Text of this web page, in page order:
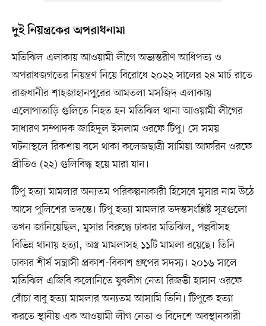
দুই নিয়ন্ত্রকের অপরাধনামা
মতিঝিল এলাকায় আওয়ামী লীগে অভ্যন্তরীণ আধিপত্য ও
অপরাধজগতের নিয়ন্ত্রণ নিয়ে বিরোধে ২০২২ সালের ২৪ মার্চ রাতে
রাজধানীর শাহজাহানপুরের আমতলা মসজিদ এলাকায়
এলোপাতাড়ি গুলিতে নিহত হন মতিঝিল থানা আওয়ামী লীগের
সাধারণ সম্পাদক জাহিদুল ইসলাম ওরফে টিপু। সে সময়
ঘটনাস্থলে রিকশায় বসে থাকা কলেজছাত্রী সামিয়া আফরিন ওরফে
প্রীতিও (২২) গুলিবিদ্ধ হয়ে মারা যান।
টিপু হত্যা মামলার অন্যতম পরিকল্পনাকারী হিসেবে মুসার নাম উঠে
আসে পুলিশের তদন্তে। টিপু হত্যা মামলার তদন্তসংশ্লিষ্ট সূত্রগুলো
তখন জানিয়েছিল, মুসার বিরুদ্ধে ঢাকার মতিঝিল, পল্লবীসহ
বিভিন্ন থানায় হত্যা, অস্ত্র মামলাসহ ১১টি মামলা রয়েছে। তিনি
ঢাকার শীর্ষ সন্ত্রাসী প্রকাশ-বিকাশ গ্রুপের সদস্য। ২০১৬ সালে
মতিঝিল এজিবি কলোনিতে যুবলীগ নেতা রিজভী হাসান ওরফে
বোঁচা বাবু হত্যা মামলার অন্যতম আসামি তিনি। টিপুকে হত্যা
করতে স্থানীয় এক আওয়ামী লীগ নেতা ও বিদেশে অবস্থানকারী